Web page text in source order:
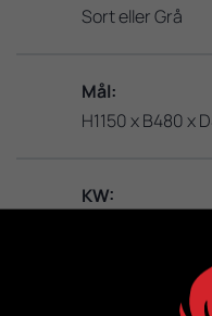
Sort eller Grå
Mål:
H1150 x B480 x
KW: